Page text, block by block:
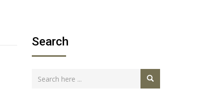
Search